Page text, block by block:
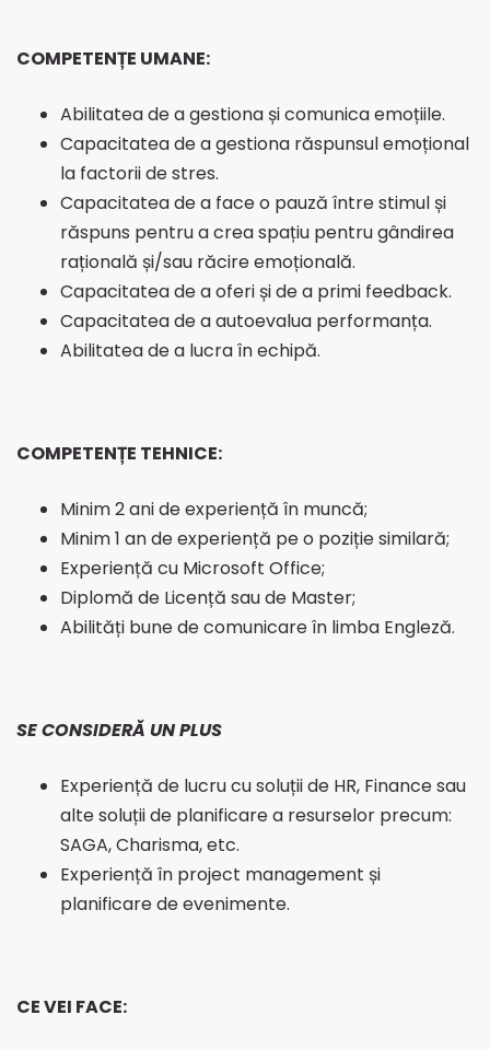
COMPETENȚE UMANE:
Abilitatea de a gestiona și comunica emoțiile.
Capacitatea de a gestiona răspunsul emoțional
la factorii de stres.
Capacitatea de a face o pauză între stimul și
răspuns pentru a crea spațiu pentru gândirea
rațională și/sau răcire emoțională.
Capacitatea de a oferi și de a primi feedback.
Capacitatea de a autoevalua performanța.
Abilitatea de a lucra în echipă.
COMPETENȚE TEHNICE:
Minim 2 ani de experiență în muncă;
Minim 1 an de experiență pe o poziție similară;
Experiență cu Microsoft Office;
Diplomă de Licență sau de Master;
Abilități bune de comunicare în limba Engleză.
SE CONSIDERĂ UN PLUS
Experiență de lucru cu soluții de HR, Finance sau
alte soluții de planificare a resurselor precum:
SAGA, Charisma, etc.
Experiență în project management și
planificare de evenimente.
CE VEI FACE: